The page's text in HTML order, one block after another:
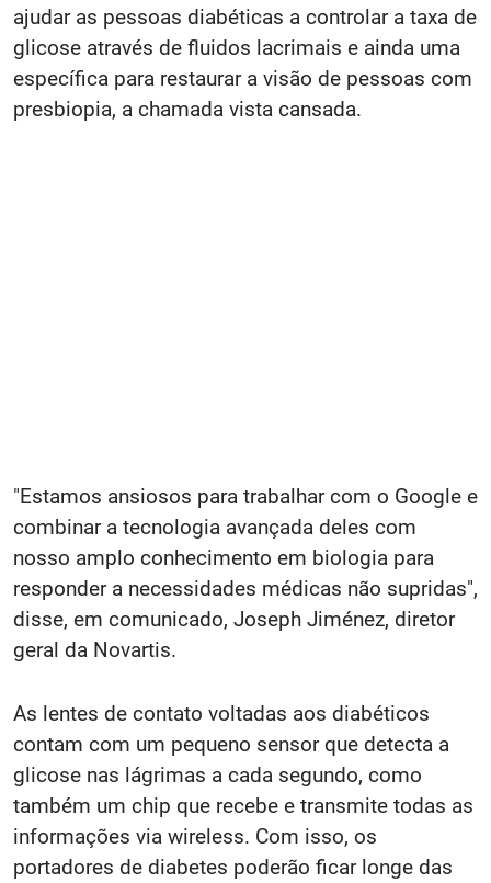
ajudar as pessoas diabéticas a controlar a taxa de
glicose através de fluidos lacrimais e ainda uma
específica para restaurar a visão de pessoas com
presbiopia, a chamada vista cansada.
"Estamos ansiosos para trabalhar com o Google e
combinar a tecnologia avançada deles com
nosso amplo conhecimento em biologia para
responder a necessidades médicas não supridas",
disse, em comunicado, Joseph Jiménez, diretor
geral da Novartis.
As lentes de contato voltadas aos diabéticos
contam com um pequeno sensor que detecta a
glicose nas lágrimas a cada segundo, como
também um chip que recebe e transmite todas as
informações via wireless. Com isso, os
portadores de diabetes poderão ficar longe das